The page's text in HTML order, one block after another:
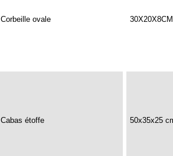
Corbeille ovale 30X20X8CM
Cabas étoffe 50x35x25